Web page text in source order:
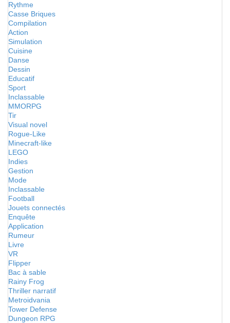
Rythme
Casse Briques
Compilation
Action
Simulation
Cuisine
Danse
Dessin
Educatif
Sport
Inclassable
MMORPG
Tir
Visual novel
Rogue-Like
Minecraft-like
LEGO
Indies
Gestion
Mode
Inclassable
Football
Jouets connectés
Enquête
Application
Rumeur
Livre
VR
Flipper
Bac à sable
Rainy Frog
Thriller narratif
Metroidvania
Tower Defense
Dungeon RPG